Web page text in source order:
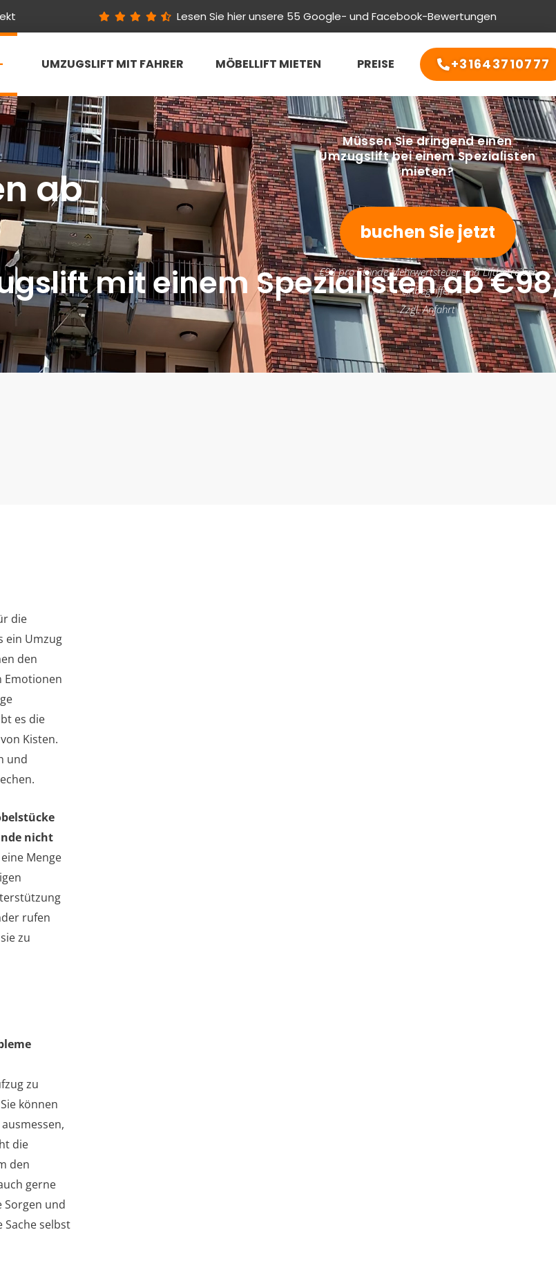
Lesen Sie hier unsere 55 Google- und Facebook-Bewertungen
UMZUGSLIFT MIT FAHRER MÖBELLIFT MIETEN PREISE +31643710777
ab
mit einem Spezialisten ab
Müssen Sie dringend einen
Umzugslift bei einem Spezialisten
mieten?
buchen Sie jetzt
€98 pro Stunde Mehrwertsteuer und Liftbetreiber
einbegriffen
Zzgl. Anfahrt
die
ein Umzug
den
Emotionen
es die
Kisten.
und
nicht
Menge
rufen
zu
zu
können
die
den
gerne
Sorgen und
selbst